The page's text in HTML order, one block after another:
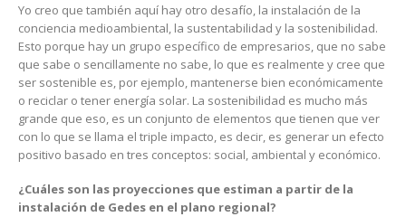
Yo creo que también aquí hay otro desafío, la instalación de la
conciencia medioambiental, la sustentabilidad y la sostenibilidad.
Esto porque hay un grupo específico de empresarios, que no sabe
que sabe o sencillamente no sabe, lo que es realmente y cree que
ser sostenible es, por ejemplo, mantenerse bien económicamente
o reciclar o tener energía solar. La sostenibilidad es mucho más
grande que eso, es un conjunto de elementos que tienen que ver
con lo que se llama el triple impacto, es decir, es generar un efecto
positivo basado en tres conceptos: social, ambiental y económico.
¿Cuáles son las proyecciones que estiman a partir de la
instalación de Gedes en el plano regional?